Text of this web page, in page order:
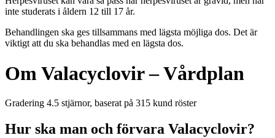
inte studerats i åldern 12 till 17 år.
Behandlingen ska ges tillsammans med lägsta möjliga dos. Det är
viktigt att du ska behandlas med en lägsta dos.
Om Valacyclovir – Vårdplan
Gradering 4.5 stjärnor, baserat på 315 kund röster
Hur ska man och förvara Valacyclovir?